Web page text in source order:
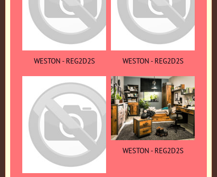
WESTON - REG2D2S WESTON - REG2D2S
WESTON - REG2D2S